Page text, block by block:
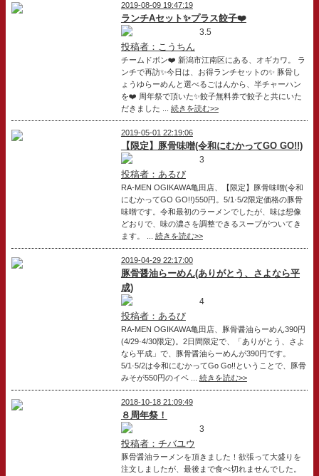
2019-08-09 19:47:19
ランチAセット✨プラス餃子❤️
3.5
投稿者：こうちん
チームドボン❤️ 新潟市江南区にある、オギカワ。 ラ
ンチで再訪✨今日は、お得ランチセットの✨ 豚骨し
ょうゆらーめんと選べるごはんから、半チャーハン
を❤️ 周年祭で頂いた✨餃子無料券で餃子と共にいた
だきました ... 続きを読む>>
2019-05-01 22:19:06
【限定】豚骨味噌(令和にむかってGO GO!!)
3
投稿者：あるび
RA-MEN OGIKAWA亀田店、【限定】豚骨味噌(令和
にむかってGO GO!!)550円。5/1·5/2限定価格の豚骨
味噌です。令和最初のラーメンでしたが、味は想像
どおりで、味の濃さを調整できるスープがついてき
ます。 ... 続きを読む>>
2019-04-29 22:17:00
豚骨醤油らーめん(ありがとう、さよなら平
成)
4
投稿者：あるび
RA-MEN OGIKAWA亀田店、豚骨醤油らーめん390円
(4/29·4/30限定)。2日間限定で、「ありがとう、さよ
なら平成」で、豚骨醤油らーめんが390円です。
5/1·5/2は令和にむかってGo Go!!ということで、豚骨
みそが550円のイベ ... 続きを読む>>
2018-10-18 21:09:49
８周年祭！
3
投稿者：チバユウ
豚骨醤油ラーメンを頂きました！欲張って大盛りを
注文しましたが、最後まで食べ切れませんでした。